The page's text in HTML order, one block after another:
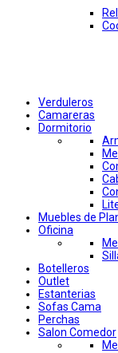
Verduleros
Camareras
Dormitorio
Muebles de
Oficina
Botelleros
Outlet
Estanterias
Sofas Cama
Perchas
Salon Comedor